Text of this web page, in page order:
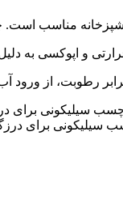
مناسب است.
و اپوکسی به
رطوبت، از ورود
سیلیکونی برای